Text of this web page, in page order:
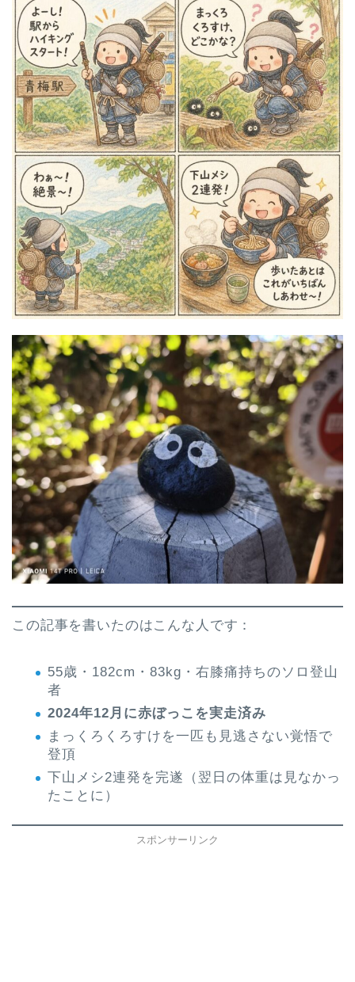
この記事を書いたのはこんな人です：
55歳・182cm・83kg・右膝痛持ちのソロ登山
者
2024年12月に赤ぼっこを実走済み
まっくろくろすけを一匹も見逃さない覚悟で
登頂
下山メシ2連発を完遂（翌日の体重は見なかっ
たことに）
スポンサーリンク